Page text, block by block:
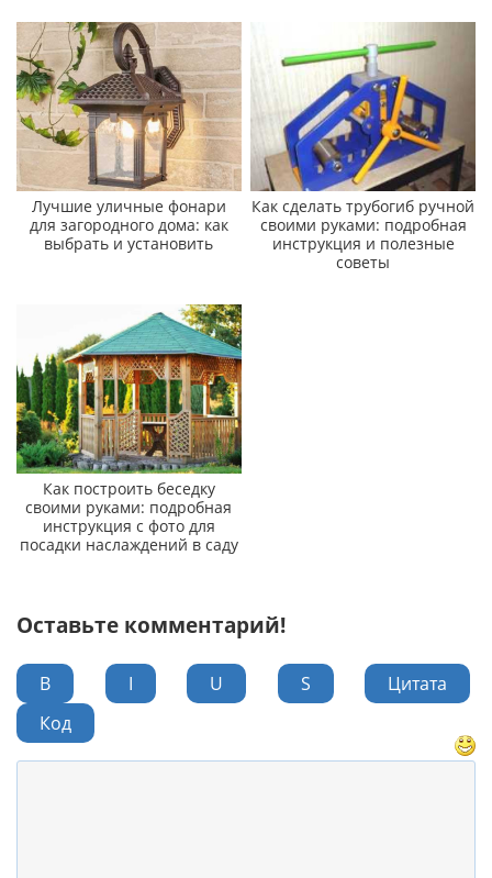
Лучшие уличные фонари
для загородного дома: как
выбрать и установить
Как сделать трубогиб ручной
своими руками: подробная
инструкция и полезные
советы
Как построить беседку
своими руками: подробная
инструкция с фото для
посадки наслаждений в саду
Оставьте комментарий!
B I U S
Цитата
Код